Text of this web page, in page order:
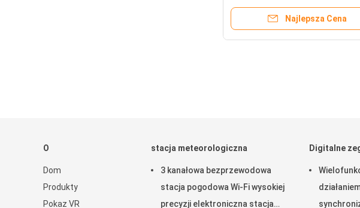
kolorowym wyświetlaczem
Najlepsza Cena
O
Dom
Produkty
Pokaz VR
stacja meteorologiczna
3 kanałowa bezprzewodowa
stacja pogodowa Wi-Fi wysokiej
precyzji elektroniczna stacja
Digitalne